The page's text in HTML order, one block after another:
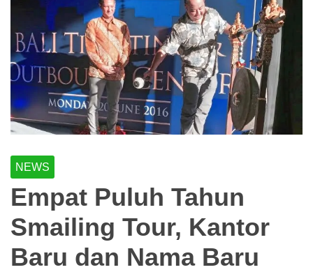
NEWS
Empat Puluh Tahun
Smailing Tour, Kantor
Baru dan Nama Baru